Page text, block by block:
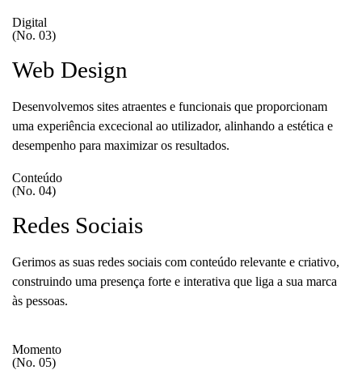
Digital
(No. 03)
Web Design
Desenvolvemos sites atraentes e funcionais que proporcionam
uma experiência excecional ao utilizador, alinhando a estética e
desempenho para maximizar os resultados.
Conteúdo
(No. 04)
Redes Sociais
Gerimos as suas redes sociais com conteúdo relevante e criativo,
construindo uma presença forte e interativa que liga a sua marca
às pessoas.
Momento
(No. 05)